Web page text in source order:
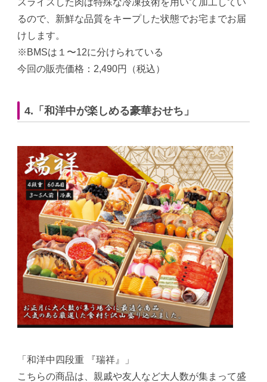
るので、新鮮な品質をキープした状態でお宅までお届
けします。
※BMSは１〜12に分けられている
今回の販売価格：2,490円（税込）
4.「和洋中が楽しめる豪華おせち」
「和洋中四段重 『瑞祥』」
こちらの商品は、親戚や友人など大人数が集まって盛